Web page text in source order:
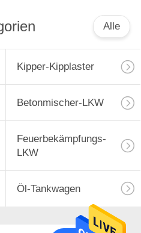
Alle
Kipper-Kipplaster
Betonmischer-LKW
Feuerbekämpfungs-
LKW
Öl-Tankwagen